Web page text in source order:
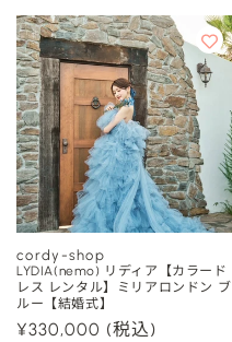
価
格
販
売
元:
cordy-shop
LYDIA(nemo) リディア【カラード
レス レンタル】ミリアロンドン ブ
ルー【結婚式】
通
¥330,000 (税込)